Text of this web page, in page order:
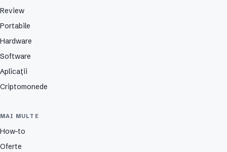
Review
Portabile
Hardware
Software
Aplicații
Criptomonede
MAI MULTE
How-to
Oferte